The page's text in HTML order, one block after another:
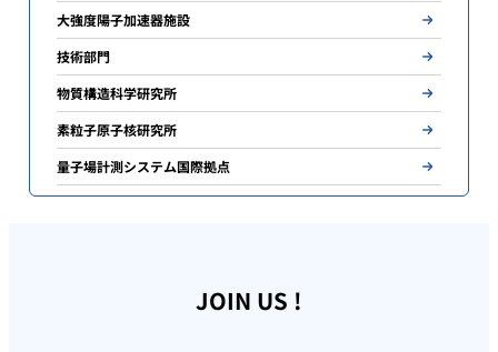
大強度陽子加速器施設
技術部門
物質構造科学研究所
素粒子原子核研究所
量子場計測システム国際拠点
JOIN US !